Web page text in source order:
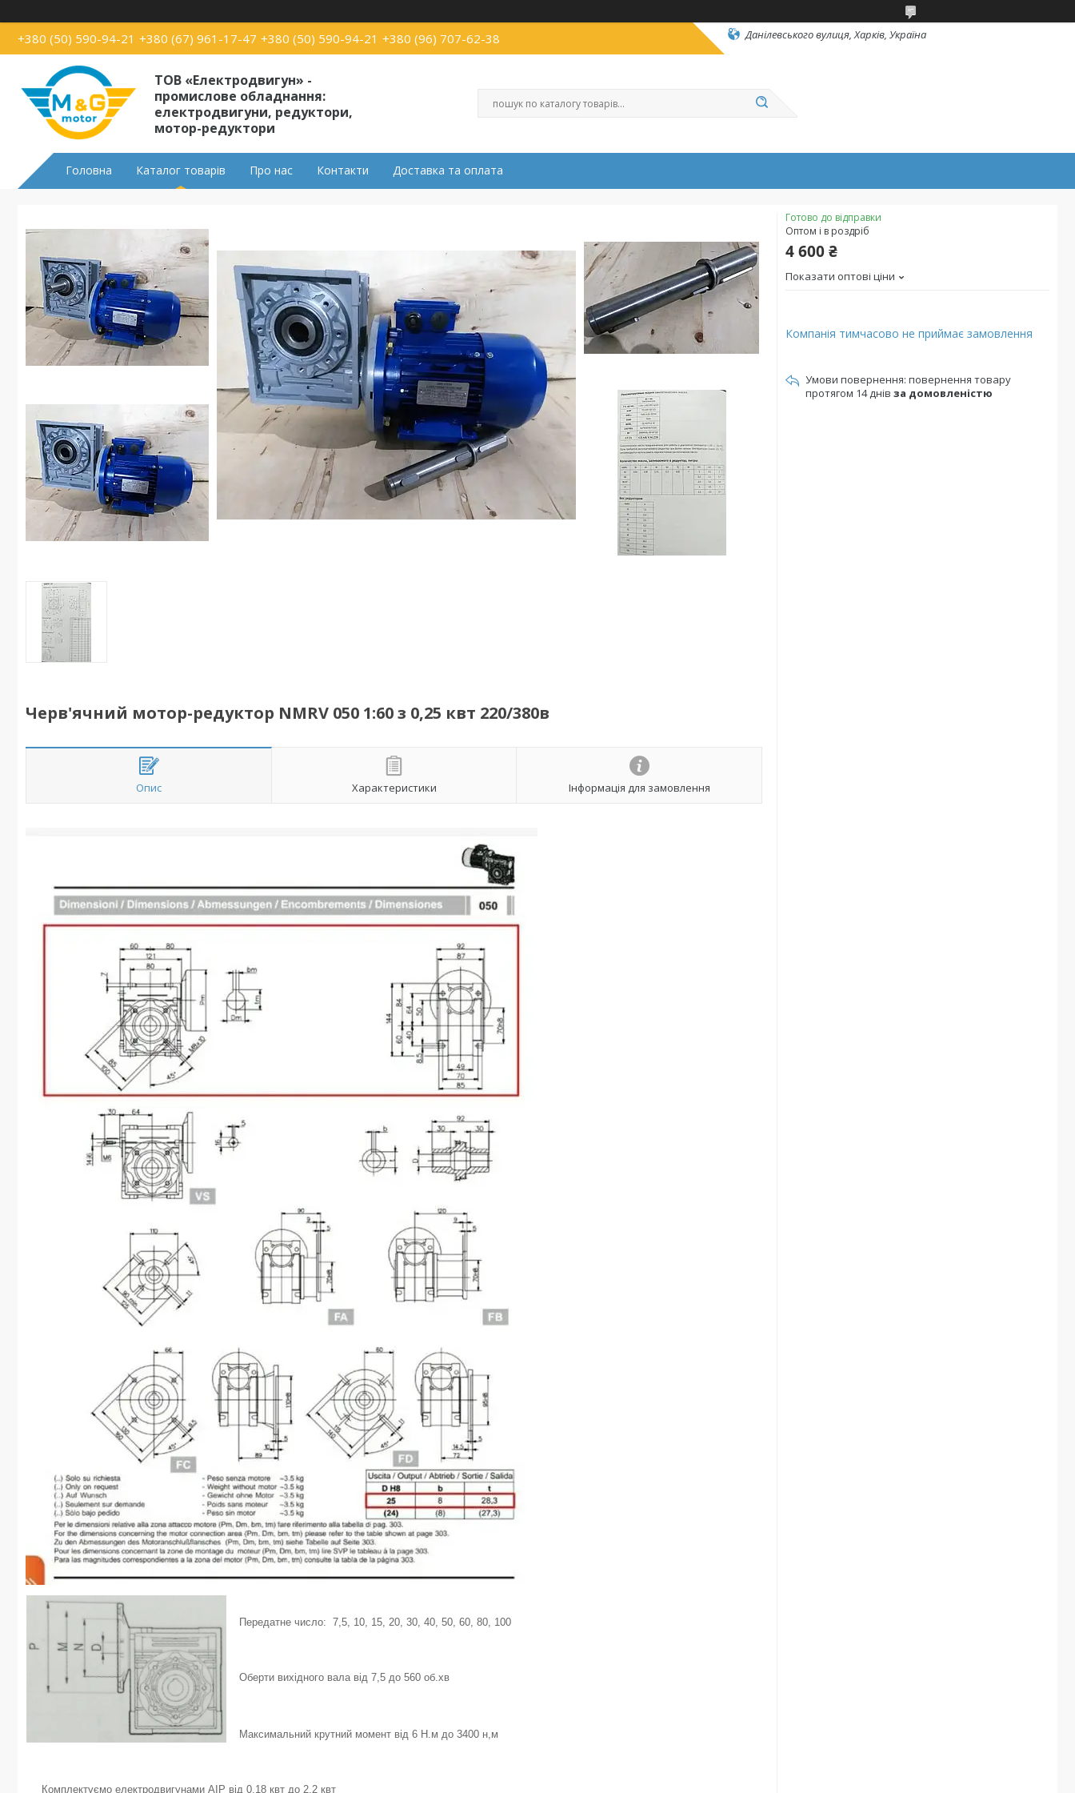
+380 (50) 590-94-21 +380 (67) 961-17-47 +380 (50) 590-94-21 +380 (96) 707-62-38 Данілевського вулиця, Харків, Україна
ТОВ «Електродвигун» -
промислове обладнання:
електродвигуни, редуктори,
мотор-редуктори
Головна Каталог товарів Про нас Контакти Доставка та оплата
Черв'ячний мотор-редуктор NMRV 050 1:60 з 0,25 квт 220/380в
Опис Характеристики Інформація для замовлення
Передатне число: 7,5, 10, 15, 20, 30, 40, 50, 60, 80, 100
Оберти вихідного вала від 7,5 до 560 об.хв
Максимальний крутний момент від 6 Н.м до 3400 н,м
Комплектуємо електродвигунами АІР від 0,18 квт до 2,2 квт
Готово до відправки
Оптом і в роздріб
4 600 ₴
Показати оптові ціни
Компанія тимчасово не приймає замовлення
повернення товару
протягом 14 днів за домовленістю